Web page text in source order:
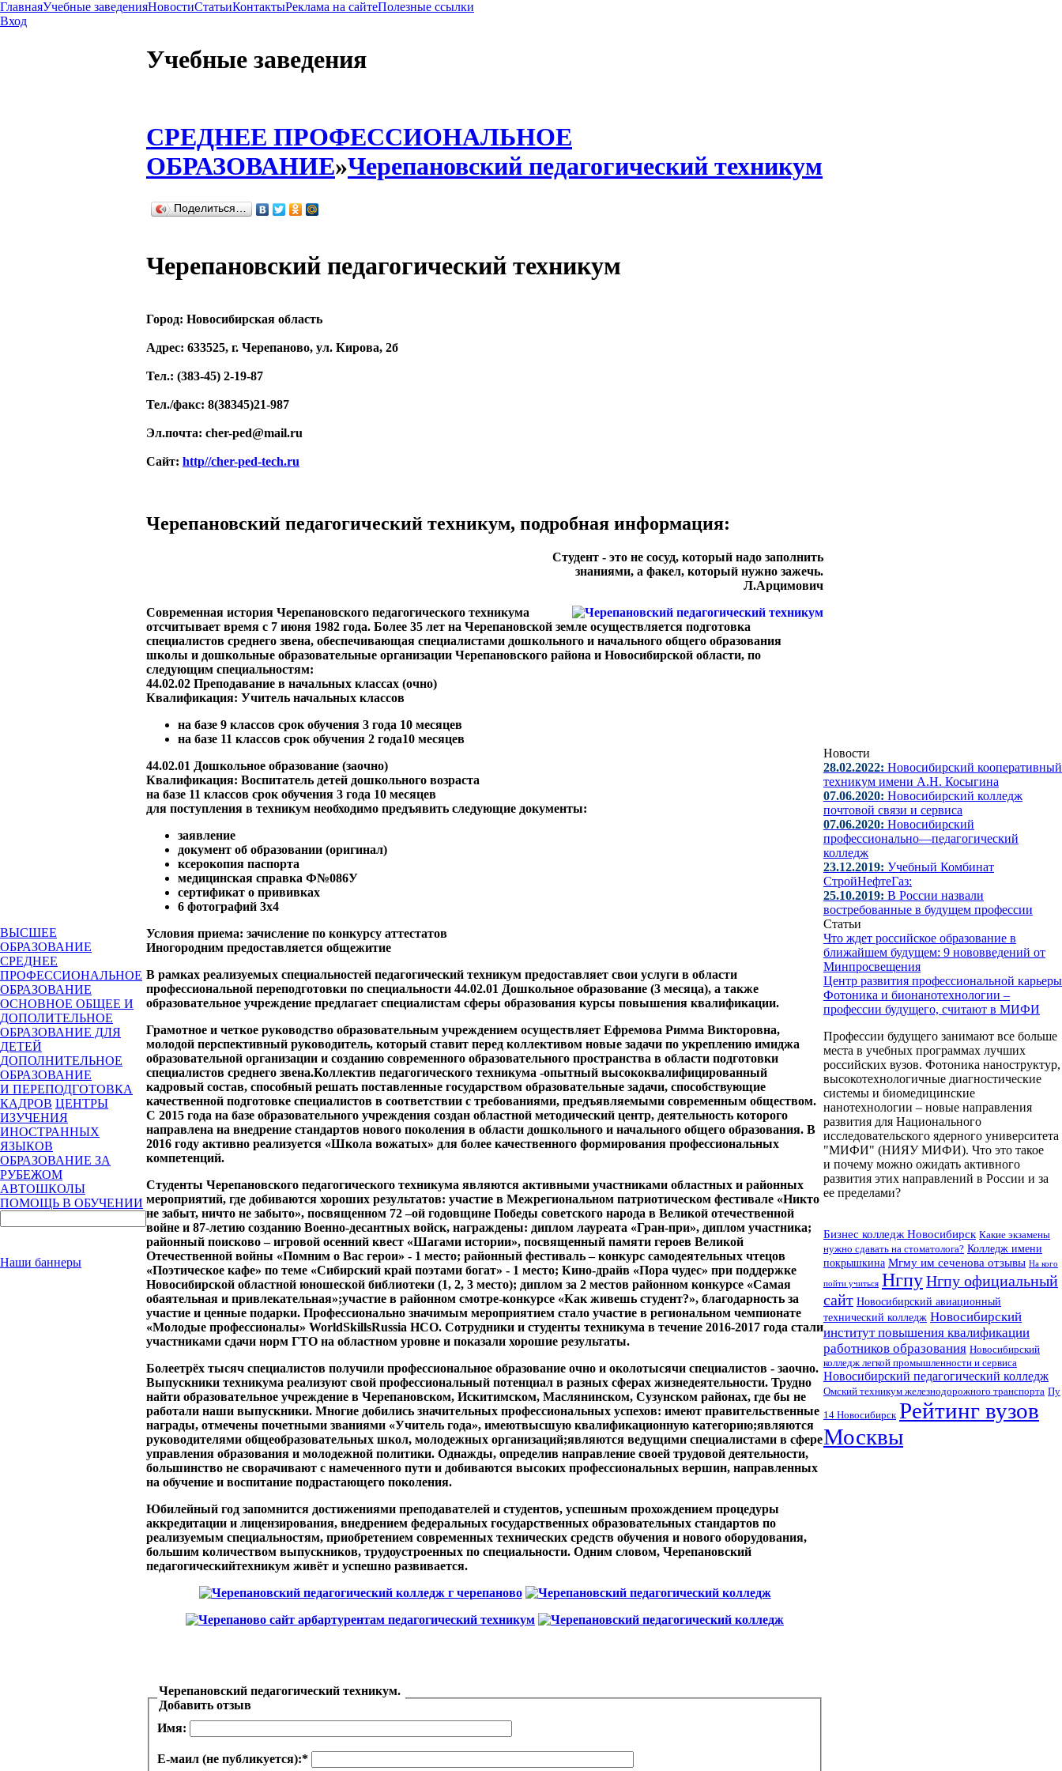
ГлавнаяУчебные заведенияНовостиСтатьиКонтактыРеклама на сайтеПолезные ссылки
Вход
ВЫСШЕЕ
ОБРАЗОВАНИЕ
СРЕДНЕЕ
ПРОФЕССИОНАЛЬНОЕ
ОБРАЗОВАНИЕ
ОСНОВНОЕ ОБЩЕЕ И
ДОПОЛИТЕЛЬНОЕ
ОБРАЗОВАНИЕ ДЛЯ
ДЕТЕЙ
ДОПОЛНИТЕЛЬНОЕ
ОБРАЗОВАНИЕ
И ПЕРЕПОДГОТОВКА
КАДРОВ ЦЕНТРЫ
ИЗУЧЕНИЯ
ИНОСТРАННЫХ
ЯЗЫКОВ
ОБРАЗОВАНИЕ ЗА
РУБЕЖОМ
АВТОШКОЛЫ
ПОМОЩЬ В ОБУЧЕНИИ
Наши баннеры
Учебные заведения
СРЕДНЕЕ ПРОФЕССИОНАЛЬНОЕ
ОБРАЗОВАНИЕ»Черепановский педагогический техникум
Поделиться…
Черепановский педагогический техникум
Город: Новосибирская область
Адрес: 633525, г. Черепаново, ул. Кирова, 2б
Тел.: (383-45) 2-19-87
Тел./факс: 8(38345)21-987
Эл.почта: cher-ped@mail.ru
Сайт: http//cher-ped-tech.ru
Черепановский педагогический техникум, подробная информация:
Студент - это не сосуд, который надо заполнить
знаниями, а факел, который нужно зажечь.
Л.Арцимович
Современная история Черепановского педагогического техникума
отсчитывает время с 7 июня 1982 года. Более 35 лет на Черепановской земле осуществляется подготовка
специалистов среднего звена, обеспечивающая специалистами дошкольного и начального общего образования
школы и дошкольные образовательные организации Черепановского района и Новосибирской области, по
следующим специальностям:
44.02.02 Преподавание в начальных классах (очно)
Квалификация: Учитель начальных классов
на базе 9 классов срок обучения 3 года 10 месяцев
на базе 11 классов срок обучения 2 года10 месяцев
44.02.01 Дошкольное образование (заочно)
Квалификация: Воспитатель детей дошкольного возраста
на базе 11 классов срок обучения 3 года 10 месяцев
для поступления в техникум необходимо предъявить следующие документы:
заявление
документ об образовании (оригинал)
ксерокопия паспорта
медицинская справка Ф№086У
сертификат о прививках
6 фотографий 3х4
Условия приема: зачисление по конкурсу аттестатов
Иногородним предоставляется общежитие
В рамках реализуемых специальностей педагогический техникум предоставляет свои услуги в области
профессиональной переподготовки по специальности 44.02.01 Дошкольное образование (3 месяца), а также
образовательное учреждение предлагает специалистам сферы образования курсы повышения квалификации.
Грамотное и четкое руководство образовательным учреждением осуществляет Ефремова Римма Викторовна,
молодой перспективный руководитель, который ставит перед коллективом новые задачи по укреплению имиджа
образовательной организации и созданию современного образовательного пространства в области подготовки
специалистов среднего звена.Коллектив педагогического техникума -опытный высококвалифицированный
кадровый состав, способный решать поставленные государством образовательные задачи, способствующие
качественной подготовке специалистов в соответствии с требованиями, предъявляемыми современным обществом.
С 2015 года на базе образовательного учреждения создан областной методический центр, деятельность которого
направлена на внедрение стандартов нового поколения в области дошкольного и начального общего образования. В
2016 году активно реализуется «Школа вожатых» для более качественного формирования профессиональных
компетенций.
Студенты Черепановского педагогического техникума являются активными участниками областных и районных
мероприятий, где добиваются хороших результатов: участие в Межрегиональном патриотическом фестивале «Никто
не забыт, ничто не забыто», посвященном 72 –ой годовщине Победы советского народа в Великой отечественной
войне и 87-летию созданию Военно-десантных войск, награждены: диплом лауреата «Гран-при», диплом участника;
районный поисково – игровой осенний квест «Шагами истории», посвященный памяти героев Великой
Отечественной войны «Помним о Вас герои» - 1 место; районный фестиваль – конкурс самодеятельных чтецов
«Поэтическое кафе» по теме «Сибирский край поэтами богат» - 1 место; Кино-драйв «Пора чудес» при поддержке
Новосибирской областной юношеской библиотеки (1, 2, 3 место); диплом за 2 местов районном конкурсе «Самая
обаятельная и привлекательная»;участие в районном смотре-конкурсе «Как живешь студент?», благодарность за
участие и ценные подарки. Профессионально значимым мероприятием стало участие в региональном чемпионате
«Молодые профессионалы» WorldSkillsRussia НСО. Сотрудники и студенты техникума в течение 2016-2017 года стали
участниками сдачи норм ГТО на областном уровне и показали хорошие результаты.
Болеетрёх тысяч специалистов получили профессиональное образование очно и околотысячи специалистов - заочно.
Выпускники техникума реализуют свой профессиональный потенциал в разных сферах жизнедеятельности. Трудно
найти образовательное учреждение в Черепановском, Искитимском, Маслянинском, Сузунском районах, где бы не
работали наши выпускники. Многие добились значительных профессиональных успехов: имеют правительственные
награды, отмечены почетными званиями «Учитель года», имеютвысшую квалификационную категорию;являются
руководителями общеобразовательных школ, молодежных организаций;являются ведущими специалистами в сфере
управления образования и молодежной политики. Однажды, определив направление своей трудовой деятельности,
большинство не сворачивают с намеченного пути и добиваются высоких профессиональных вершин, направленных
на обучение и воспитание подрастающего поколения.
Юбилейный год запомнится достижениями преподавателей и студентов, успешным прохождением процедуры
аккредитации и лицензирования, внедрением федеральных государственных образовательных стандартов по
реализуемым специальностям, приобретением современных технических средств обучения и нового оборудования,
большим количеством выпускников, трудоустроенных по специальности. Одним словом, Черепановский
педагогическийтехникум живёт и успешно развивается.
Черепановский педагогический техникум.
Добавить отзыв
Имя:
Е-маил (не публикуется):*
Новости
28.02.2022: Новосибирский кооперативный
техникум имени А.Н. Косыгина
07.06.2020: Новосибирский колледж
почтовой связи и сервиса
07.06.2020: Новосибирский
профессионально—педагогический
колледж
23.12.2019: Учебный Комбинат
СтройНефтеГаз:
25.10.2019: В России назвали
востребованные в будущем профессии
Статьи
Что ждет российское образование в
ближайшем будущем: 9 нововведений от
Минпросвещения
Центр развития профессиональной карьеры
Фотоника и бионанотехнологии –
профессии будущего, считают в МИФИ
Профессии будущего занимают все больше
места в учебных программах лучших
российских вузов. Фотоника наноструктур,
высокотехнологичные диагностические
системы и биомедицинские
нанотехнологии – новые направления
развития для Национального
исследовательского ядерного университета
"МИФИ" (НИЯУ МИФИ). Что это такое
и почему можно ожидать активного
развития этих направлений в России и за
ее пределами?
Бизнес колледж Новосибирск Какие экзамены
нужно сдавать на стоматолога? Колледж имени
покрышкина Мгму им сеченова отзывы На кого
пойти учиться НгпуНгпу официальный
сайт Новосибирский авиационный
технический колледж Новосибирский
институт повышения квалификации
работников образования Новосибирский
колледж легкой промышленности и сервиса
Новосибирский педагогический колледж
Омский техникум железнодорожного транспорта Пу
14 Новосибирск Рейтинг вузов
Москвы